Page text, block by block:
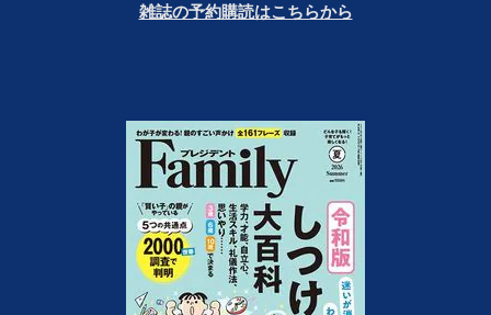
雑誌の予約購読はこちらから